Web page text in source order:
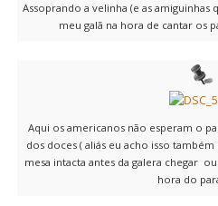
Assoprando a velinha (e as
meu galã na hora de cantar os
Aqui os americanos não esperam o
dos doces ( aliás eu acho isso
mesa intacta antes da galera chegar
hora do